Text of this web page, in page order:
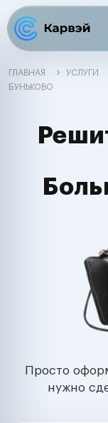
ГЛАВНАЯ УСЛУГИ
БУНЬКОВО
Просто
нужно